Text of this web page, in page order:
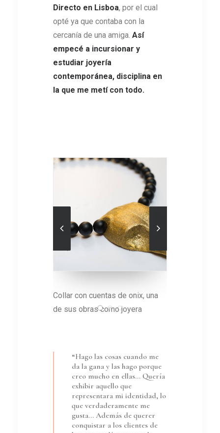
Directo en Lisboa, por el cual
opté ya que contaba con la
cercanía de una amiga. Así
empecé a incursionar y
estudiar joyería
contemporánea, disciplina en
la que me metí con todo.
Collar con cuentas de onix, una
de sus obras como joyera
“Hago las cosas cuando me
da la gana y las hago porque
creo mucho en ellas… Quería
exhibir aquello que
representara mi identidad, lo
que verdaderamente me
gusta… Además de querer
conquistar a los clientes de